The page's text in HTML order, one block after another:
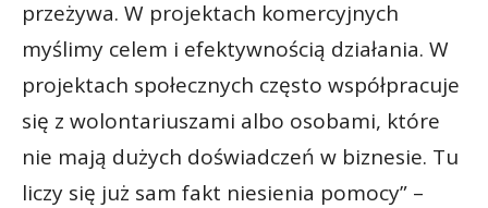
przeżywa. W projektach komercyjnych
myślimy celem i efektywnością działania. W
projektach społecznych często współpracuje
się z wolontariuszami albo osobami, które
nie mają dużych doświadczeń w biznesie. Tu
liczy się już sam fakt niesienia pomocy” –